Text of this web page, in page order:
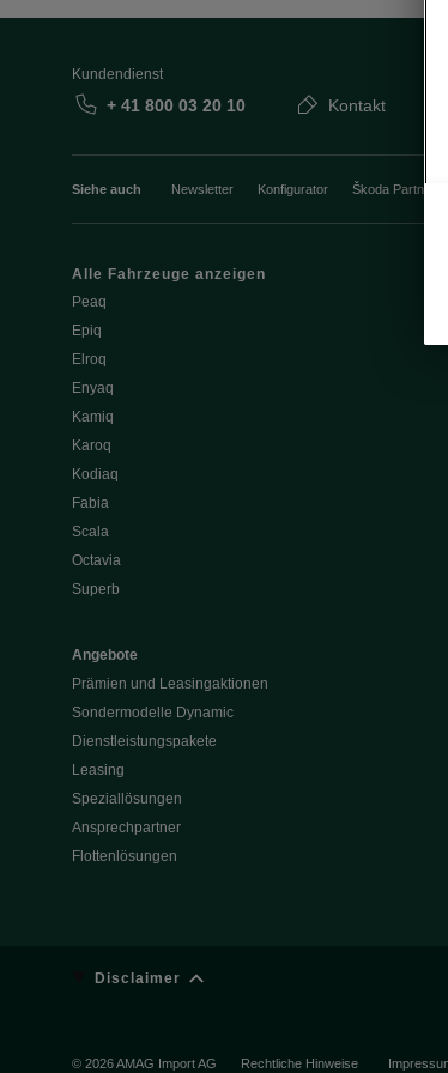
Kundendienst
+ 41 800 03 20 10 Kontakt
Siehe auch Newsletter Konfigurator Škoda Partner
Alle Fahrzeuge anzeigen
Peaq
Epiq
Elroq
Enyaq
Kamiq
Karoq
Kodiaq
Fabia
Scala
Octavia
Superb
Angebote
Prämien und Leasingaktionen
Sondermodelle Dynamic
Dienstleistungspakete
Leasing
Speziallösungen
Ansprechpartner
Flottenlösungen
Disclaimer
© 2026 AMAG Import AG Rechtliche Hinweise